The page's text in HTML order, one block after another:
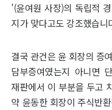
'(윤여원 사장)의 독립적
지가 맞다고도 강조했습니
결국 관건은 윤 회장의 증
담부증여였는지 아니면
재판에서 이 부분을 두고
약 윤동한 회장이 주식반